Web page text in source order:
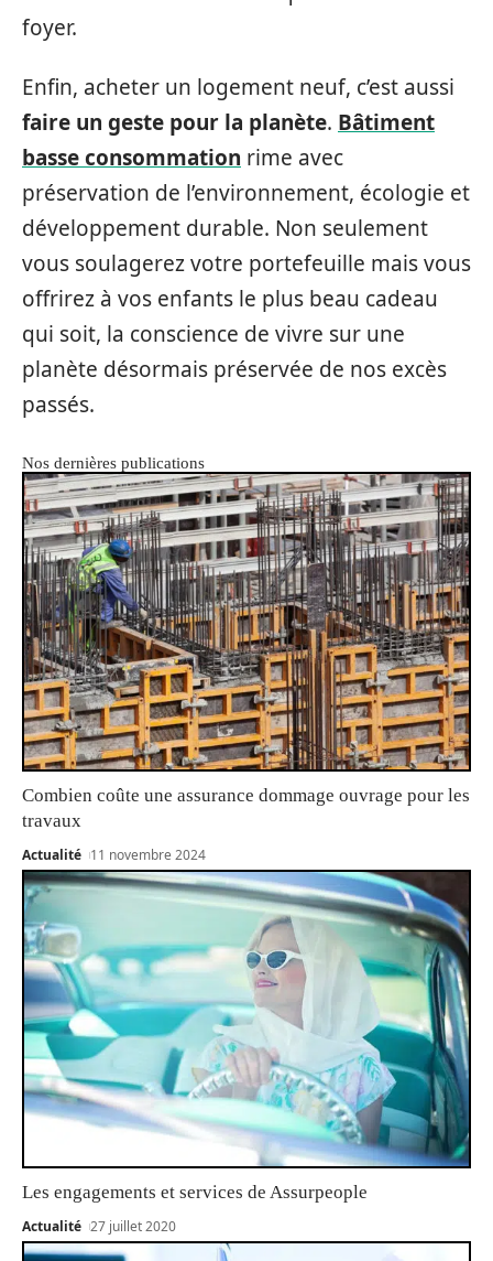
foyer.
Enfin, acheter un logement neuf, c’est aussi
faire un geste pour la planète. Bâtiment
basse consommation rime avec
préservation de l’environnement, écologie et
développement durable. Non seulement
vous soulagerez votre portefeuille mais vous
offrirez à vos enfants le plus beau cadeau
qui soit, la conscience de vivre sur une
planète désormais préservée de nos excès
passés.
Nos dernières publications
Combien coûte une assurance dommage ouvrage pour les
travaux
Actualité 11 novembre 2024
Les engagements et services de Assurpeople
Actualité 27 juillet 2020